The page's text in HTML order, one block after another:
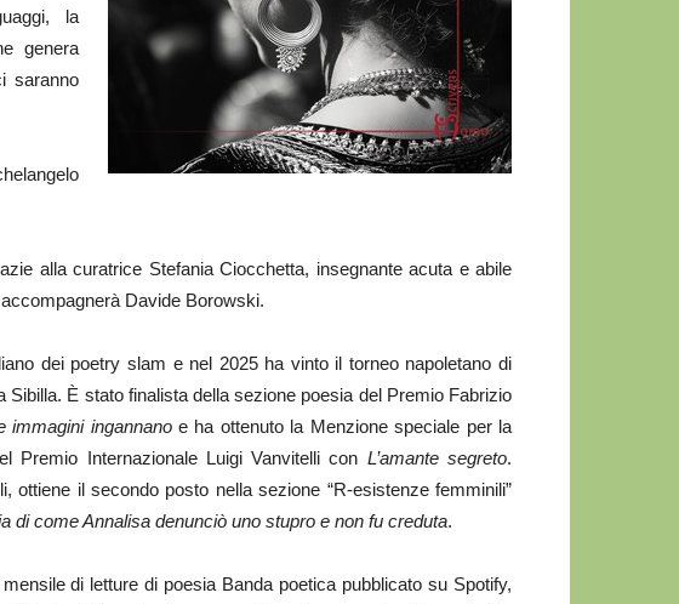
la
genera
saranno
alla curatrice Stefania Ciocchetta, insegnante acuta e abile
Davide Borowski.
dei poetry slam e nel 2025 ha vinto il torneo napoletano di
È stato finalista della sezione poesia del Premio Fabrizio
immagini ingannanoe ha ottenuto la Menzione speciale per la
Premio Internazionale Luigi Vanvitelli con L’amante segreto.
ottiene il secondo posto nella sezione “R-esistenze femminili”
di come Annalisa denunciò uno stupro e non fu creduta.
di letture di poesia Banda poetica pubblicato su Spotify,